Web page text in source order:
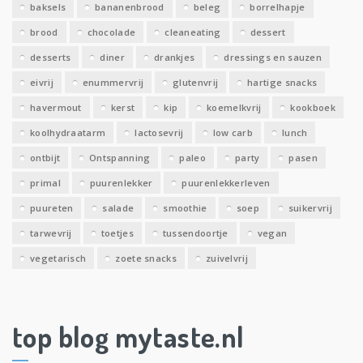
baksels bananenbrood beleg borrelhapje
brood chocolade cleaneating dessert
desserts diner drankjes dressings en sauzen
eivrij enummervrij glutenvrij hartige snacks
havermout kerst kip koemelkvrij kookboek
koolhydraatarm lactosevrij low carb lunch
ontbijt Ontspanning paleo party pasen
primal puurenlekker puurenlekkerleven
puureten salade smoothie soep suikervrij
tarwevrij toetjes tussendoortje vegan
vegetarisch zoete snacks zuivelvrij
top blog mytaste.nl